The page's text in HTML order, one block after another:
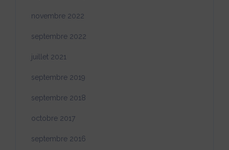
novembre 2022
septembre 2022
juillet 2021
septembre 2019
septembre 2018
octobre 2017
septembre 2016